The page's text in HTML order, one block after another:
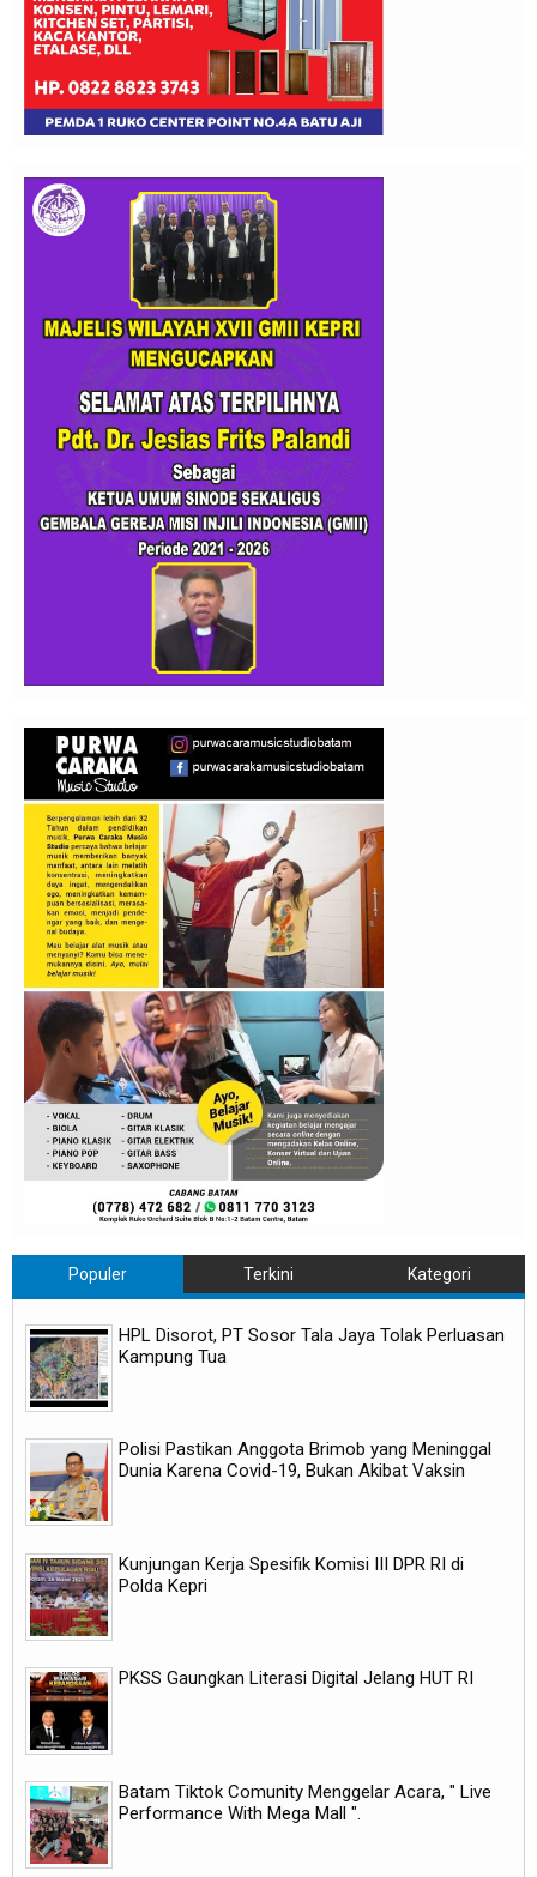
Populer Terkini Kategori
HPL Disorot, PT Sosor Tala Jaya Tolak Perluasan
Kampung Tua
Polisi Pastikan Anggota Brimob yang Meninggal
Dunia Karena Covid-19, Bukan Akibat Vaksin
Kunjungan Kerja Spesifik Komisi III DPR RI di
Polda Kepri
PKSS Gaungkan Literasi Digital Jelang HUT RI
Batam Tiktok Comunity Menggelar Acara, " Live
Performance With Mega Mall ".